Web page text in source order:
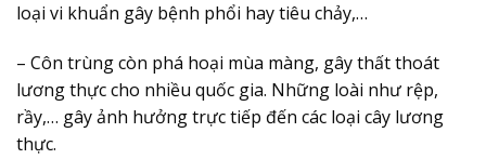
loại vi khuẩn gây bệnh phổi hay tiêu chảy,…
– Côn trùng còn phá hoại mùa màng, gây thất thoát
lương thực cho nhiều quốc gia. Những loài như rệp,
rầy,… gây ảnh hưởng trực tiếp đến các loại cây lương
thực.